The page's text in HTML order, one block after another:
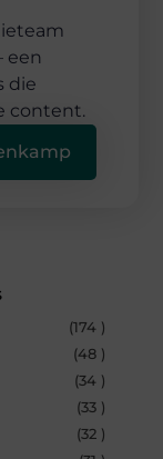
een
die
content.
(174 )
(48 )
(34 )
(33 )
(32 )